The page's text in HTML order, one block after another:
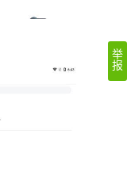
举
报